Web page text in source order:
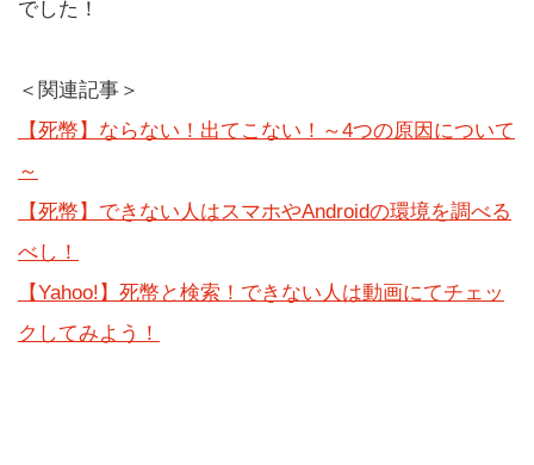
でした！
＜関連記事＞
【死幣】ならない！出てこない！～4つの原因について
～
【死幣】できない人はスマホやAndroidの環境を調べる
べし！
【Yahoo!】死幣と検索！できない人は動画にてチェッ
クしてみよう！